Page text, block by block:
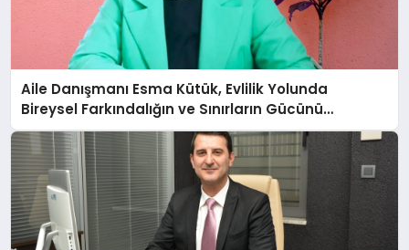
Aile Danışmanı Esma Kütük, Evlilik Yolunda
Bireysel Farkındalığın ve Sınırların Gücünü
Anlatıyor